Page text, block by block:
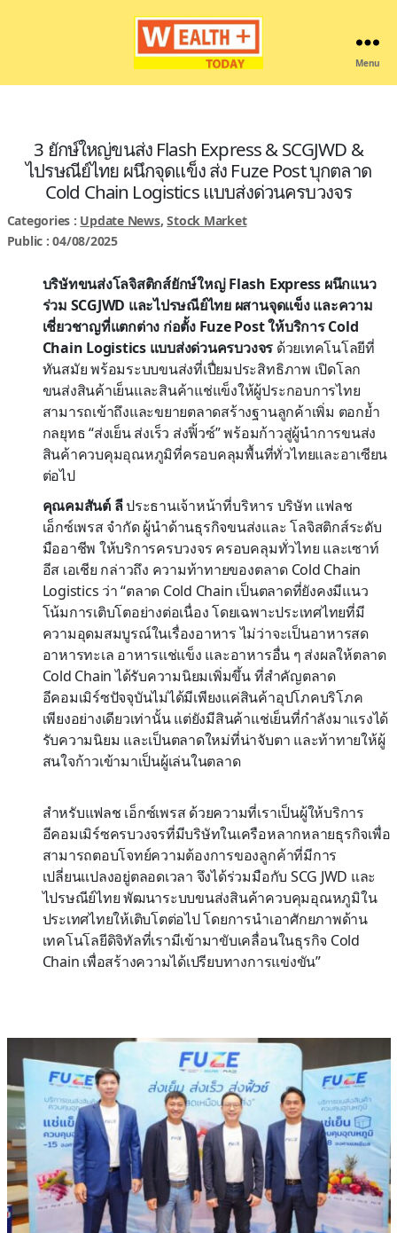
Menu
3 ยักษ์ใหญ่ขนส่ง Flash Express & SCGJWD &
ไปรษณีย์ไทย ผนึกจุดแข็ง ส่ง Fuze Post บุกตลาด
Cold Chain Logistics แบบส่งด่วนครบวงจร
Categories : Update News,Stock Market
Public : 04/08/2025
บริษัทขนส่งโลจิสติกส์ยักษ์ใหญ่ Flash Express ผนึกแนว
ร่วม SCGJWD และไปรษณีย์ไทย ผสานจุดแข็ง และความ
เชี่ยวชาญที่แตกต่าง ก่อตั้ง Fuze Post ให้บริการ Cold
Chain Logistics แบบส่งด่วนครบวงจร ด้วยเทคโนโลยีที่
ทันสมัย พร้อมระบบขนส่งที่เปื่ยมประสิทธิภาพ เปิดโลก
ขนส่งสินค้าเย็นและสินค้าแช่แข็งให้ผู้ประกอบการไทย
สามารถเข้าถึงและขยายตลาดสร้างฐานลูกค้าเพิ่ม ตอกย้ำ
กลยุทธ “ส่งเย็น ส่งเร็ว ส่งฟิ้วซ์” พร้อมก้าวสู่ผู้นำการขนส่ง
สินค้าควบคุมอุณหภูมิที่ครอบคลุมพื้นที่ทั่วไทยและอาเซียน
ต่อไป
คุณคมสันต์ ลีประธานเจ้าหน้าที่บริหาร บริษัท แฟลช
เอ็กซ์เพรส จำกัด ผู้นำด้านธุรกิจขนส่งและ โลจิสติกส์ระดับ
มืออาชีพ ให้บริการครบวงจร ครอบคลุมทั่วไทย และเซาท์
อีส เอเชีย กล่าวถึง ความท้าทายของตลาด Cold Chain
Logistics ว่า “ตลาด Cold Chain เป็นตลาดที่ยังคงมีแนว
โน้มการเติบโตอย่างต่อเนื่อง โดยเฉพาะประเทศไทยที่มี
ความอุดมสมบูรณ์ในเรื่องอาหาร ไม่ว่าจะเป็นอาหารสด
อาหารทะเล อาหารแช่แข็ง และอาหารอื่น ๆ ส่งผลให้ตลาด
Cold Chain ได้รับความนิยมเพิ่มขึ้น ที่สำคัญตลาด
อีคอมเมิร์ซปัจจุบันไม่ได้มีเพียงแค่สินค้าอุปโภคบริโภค
เพียงอย่างเดียวเท่านั้น แต่ยังมีสินค้าแช่เย็นที่กำลังมาแรงได้
รับความนิยม และเป็นตลาดใหม่ที่น่าจับตา และท้าทายให้ผู้
สนใจก้าวเข้ามาเป็นผู้เล่นในตลาด
สำหรับแฟลช เอ็กซ์เพรส ด้วยความที่เราเป็นผู้ให้บริการ
อีคอมเมิร์ซครบวงจรที่มีบริษัทในเครือหลากหลายธุรกิจเพื่อ
สามารถตอบโจทย์ความต้องการของลูกค้าที่มีการ
เปลี่ยนแปลงอยู่ตลอดเวลา จึงได้ร่วมมือกับ SCG JWD และ
ไปรษณีย์ไทย พัฒนาระบบขนส่งสินค้าควบคุมอุณหภูมิใน
ประเทศไทยให้เติบโตต่อไป โดยการนำเอาศักยภาพด้าน
เทคโนโลยีดิจิทัลที่เรามีเข้ามาขับเคลื่อนในธุรกิจ Cold
Chain เพื่อสร้างความได้เปรียบทางการแข่งขัน”